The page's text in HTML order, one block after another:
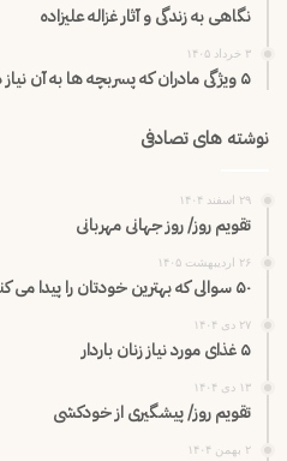
نگاهی به زندگی و آثار غزاله علیزاده
۳ خرداد ۱۴۰۵
۵ ویژگی مادران که پسربچه ها به آن نیاز دارند.
نوشته های تصادفی
۲۹ اسفند ۱۴۰۴
تقویم روز/ روز جهانی مهربانی
۲۶ اردیبهشت ۱۴۰۵
۵۰ سوالی که بهترین خودتان را پیدا می کنید
۲۷ دی ۱۴۰۴
۵ غذای مورد نیاز زنان باردار
۱۳ دی ۱۴۰۴
تقویم روز/ پیشگیری از خودکشی
۲ بهمن ۱۴۰۴